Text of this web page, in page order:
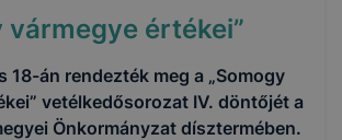
vármegye értékei”
18-án rendezték meg a „Somogy
vetélkedősorozat IV. döntőjét a
Önkormányzat dísztermében.